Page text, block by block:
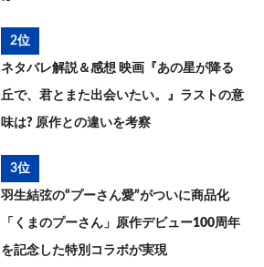
2位
ネタバレ解説＆感想 映画『あの星が降る
丘で、君とまた出会いたい。』ラストの意
味は? 原作との違いを考察
3位
羽生結弦の“プーさん愛”がついに商品化
「くまのプーさん」原作デビュー100周年
を記念した特別コラボが実現